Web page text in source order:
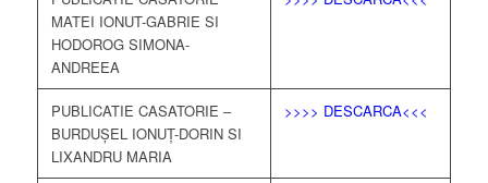
MATEI IONUT-GABRIE SI
HODOROG SIMONA-
ANDREEA
PUBLICATIE CASATORIE –
BURDUȘEL IONUȚ-DORIN SI
LIXANDRU MARIA
>>>> DESCARCA<<<